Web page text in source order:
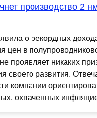
производство 2
о рекордных
цен в
проявляет никаких
своего развития.
компании
охваченных